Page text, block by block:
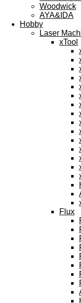
Woodwick
AYA&IDA
Hobby
Laser
xTool
Flux